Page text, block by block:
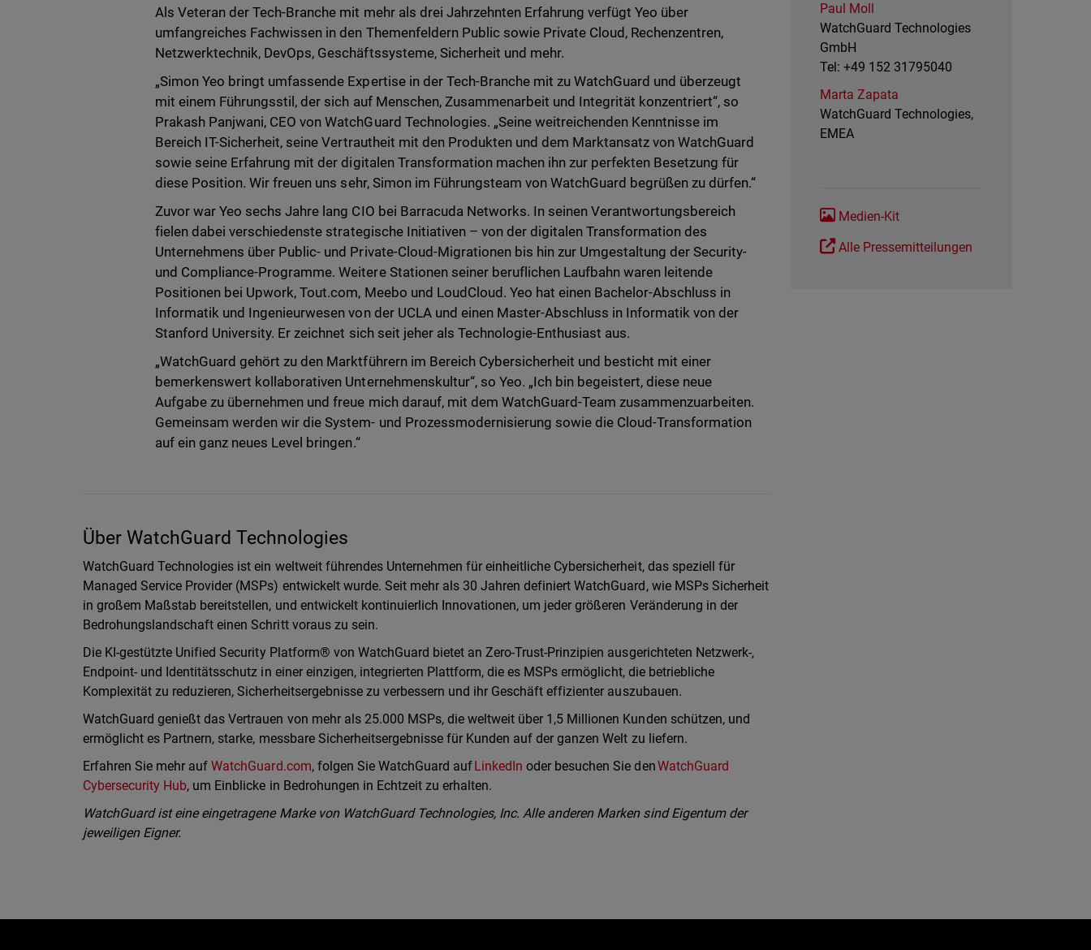
Als Veteran der Tech-Branche mit mehr als drei Jahrzehnten Erfahrung verfügt Yeo über
umfangreiches Fachwissen in den Themenfeldern Public sowie Private Cloud, Rechenzentren,
Netzwerktechnik, DevOps, Geschäftssysteme, Sicherheit und mehr.
„Simon Yeo bringt umfassende Expertise in der Tech-Branche mit zu WatchGuard und überzeugt
mit einem Führungsstil, der sich auf Menschen, Zusammenarbeit und Integrität konzentriert“, so
Prakash Panjwani, CEO von WatchGuard Technologies. „Seine weitreichenden Kenntnisse im
Bereich IT-Sicherheit, seine Vertrautheit mit den Produkten und dem Marktansatz von WatchGuard
sowie seine Erfahrung mit der digitalen Transformation machen ihn zur perfekten Besetzung für
diese Position. Wir freuen uns sehr, Simon im Führungsteam von WatchGuard begrüßen zu dürfen.“
Zuvor war Yeo sechs Jahre lang CIO bei Barracuda Networks. In seinen Verantwortungsbereich
fielen dabei verschiedenste strategische Initiativen – von der digitalen Transformation des
Unternehmens über Public- und Private-Cloud-Migrationen bis hin zur Umgestaltung der Security-
und Compliance-Programme. Weitere Stationen seiner beruflichen Laufbahn waren leitende
Positionen bei Upwork, Tout.com, Meebo und LoudCloud. Yeo hat einen Bachelor-Abschluss in
Informatik und Ingenieurwesen von der UCLA und einen Master-Abschluss in Informatik von der
Stanford University. Er zeichnet sich seit jeher als Technologie-Enthusiast aus.
„WatchGuard gehört zu den Marktführern im Bereich Cybersicherheit und besticht mit einer
bemerkenswert kollaborativen Unternehmenskultur“, so Yeo. „Ich bin begeistert, diese neue
Aufgabe zu übernehmen und freue mich darauf, mit dem WatchGuard-Team zusammenzuarbeiten.
Gemeinsam werden wir die System- und Prozessmodernisierung sowie die Cloud-Transformation
auf ein ganz neues Level bringen.“
Über WatchGuard Technologies
WatchGuard Technologies ist ein weltweit führendes Unternehmen für einheitliche Cybersicherheit, das speziell für
Managed Service Provider (MSPs) entwickelt wurde. Seit mehr als 30 Jahren definiert WatchGuard, wie MSPs Sicherheit
in großem Maßstab bereitstellen, und entwickelt kontinuierlich Innovationen, um jeder größeren Veränderung in der
Bedrohungslandschaft einen Schritt voraus zu sein.
Die KI-gestützte Unified Security Platform® von WatchGuard bietet an Zero-Trust-Prinzipien ausgerichteten Netzwerk-,
Endpoint- und Identitätsschutz in einer einzigen, integrierten Plattform, die es MSPs ermöglicht, die betriebliche
Komplexität zu reduzieren, Sicherheitsergebnisse zu verbessern und ihr Geschäft effizienter auszubauen.
WatchGuard genießt das Vertrauen von mehr als 25.000 MSPs, die weltweit über 1,5 Millionen Kunden schützen, und
ermöglicht es Partnern, starke, messbare Sicherheitsergebnisse für Kunden auf der ganzen Welt zu liefern.
Erfahren Sie mehr aufWatchGuard.com, folgen Sie WatchGuard aufLinkedIn oder besuchen Sie denWatchGuard
Cybersecurity Hub, um Einblicke in Bedrohungen in Echtzeit zu erhalten.
WatchGuard ist eine eingetragene Marke von WatchGuard Technologies, Inc. Alle anderen Marken sind Eigentum der
jeweiligen Eigner.
Paul Moll
WatchGuard Technologies
GmbH
Tel: +49 152 31795040
Marta Zapata
WatchGuard Technologies,
EMEA
Medien-Kit
Alle Pressemitteilungen